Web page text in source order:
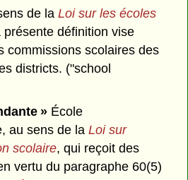
de laLoi sur les écoles
présente définition vise
commissions scolaires des
districts. ("school
»École
au sens de laLoi sur
scolaire, qui reçoit des
vertu du paragraphe 60(5)